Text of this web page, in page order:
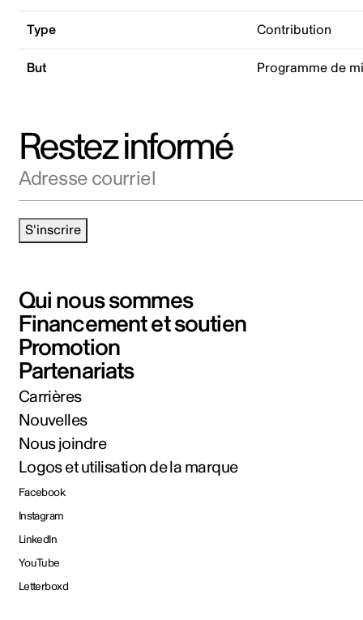
Type Contribution
But Programme de
Restez informé
S'inscrire
Qui nous sommes
Financement et soutien
Promotion
Partenariats
Carrières
Nouvelles
Nous joindre
Logos et utilisation de la marque
Facebook
Instagram
LinkedIn
YouTube
Letterboxd